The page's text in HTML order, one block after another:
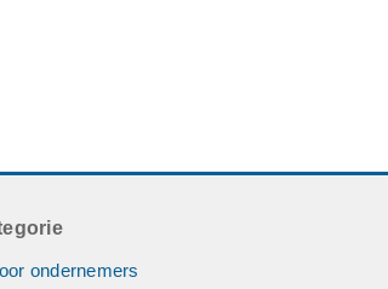
ondernemers